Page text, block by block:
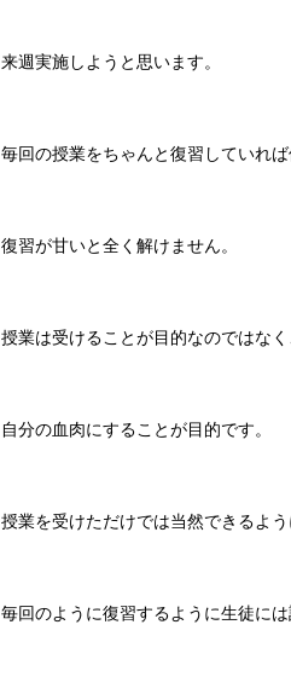
来週実施しようと思います。
毎回の授業をちゃんと復習していれば
復習が甘いと全く解けません。
授業は受けることが目的なのではなく
自分の血肉にすることが目的です。
授業を受けただけでは当然できるよう
毎回のように復習するように生徒には